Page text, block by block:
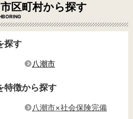
区町村から探す
探す
八潮市
特徴から探す
八潮市×社会保険完備